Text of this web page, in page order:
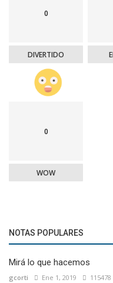
0
DIVERTIDO
0
WOW
NOTAS POPULARES
Mirá lo que hacemos
gcorti Ene 1, 2019 115478